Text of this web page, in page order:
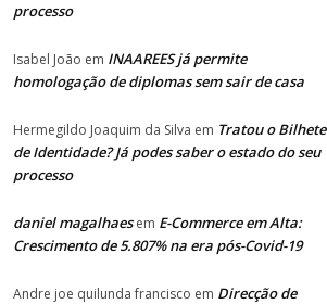
processo
Isabel João em INAAREES já permite
homologação de diplomas sem sair de casa
Hermegildo Joaquim da Silva em Tratou o Bilhete
de Identidade? Já podes saber o estado do seu
processo
daniel magalhaesem E-Commerce em Alta:
Crescimento de 5.807% na era pós-Covid-19
Andre joe quilunda francisco em Direcção de